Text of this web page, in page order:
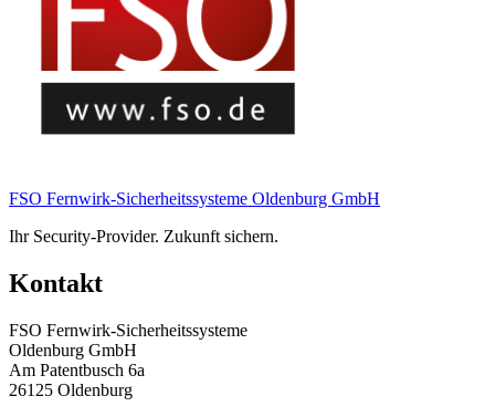
FSO Fernwirk-Sicherheitssysteme Oldenburg GmbH
Ihr Security-Provider. Zukunft sichern.
Kontakt
FSO Fernwirk-Sicherheitssysteme
Oldenburg GmbH
Am Patentbusch 6a
26125 Oldenburg